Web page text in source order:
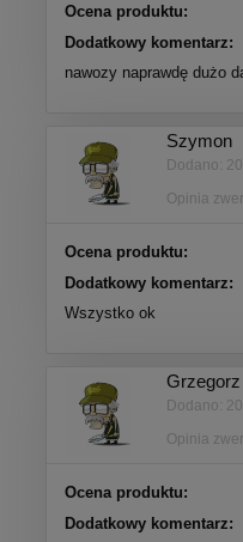
Ocena produktu:
Dodatkowy komentarz:
nawozy naprawdę dużo
Szymon
Dodano:
Opinia
Ocena produktu:
Dodatkowy komentarz:
Wszystko ok
Grzegorz
Dodano:
Opinia
Ocena produktu:
Dodatkowy komentarz: